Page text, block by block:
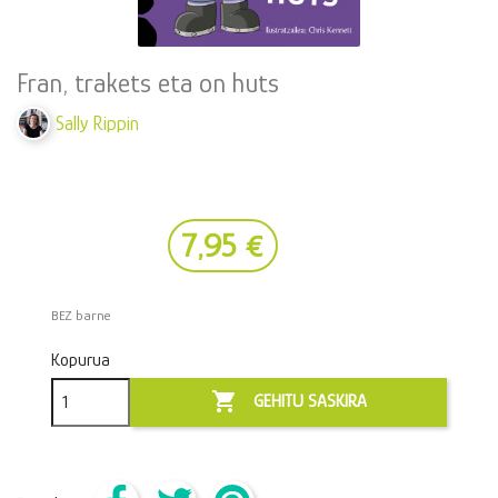
Fran, trakets eta on huts
Sally Rippin
7,95 €
BEZ barne
Kopurua
 GEHITU SASKIRA
PartekatuTxioa Pinterest